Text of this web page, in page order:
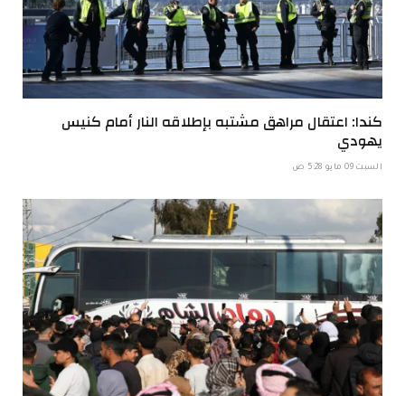
كندا: اعتقال مراهق مشتبه بإطلاقه النار أمام كنيس
يهودي
السبت 09 مايو 5:28 ص